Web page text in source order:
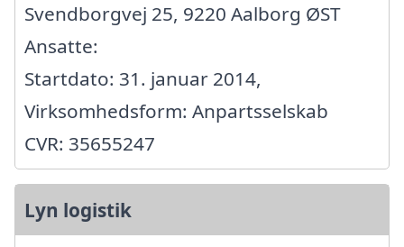
Svendborgvej 25, 9220 Aalborg ØST
Ansatte:
Startdato: 31. januar 2014,
Virksomhedsform: Anpartsselskab
CVR: 35655247
Lyn logistik